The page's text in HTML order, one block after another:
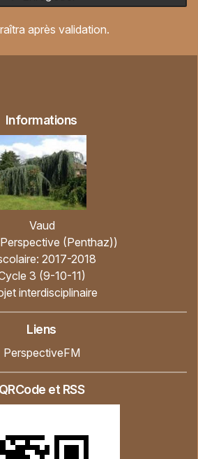
après validation.
Informations
Vaud
(Penthaz))
2017-2018
3 (9-10-11)
interdisciplinaire
Liens
PerspectiveFM
QRCode et RSS